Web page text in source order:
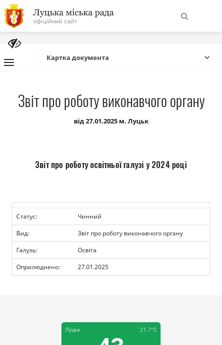
На
головну
сайту
Про місто
Міська влада
Публічна інформація
Прозорість влади
Документи
Картка документа
Звіт про роботу виконавчого органу
від 27.01.2025 м. Луцьк
Звіт про роботу освітньої галузі у 2024 році
Статус:
Чинний
Вид:
Звіт про роботу виконавчого органу
Галузь:
Освіта
Оприлюднено:
27.01.2025